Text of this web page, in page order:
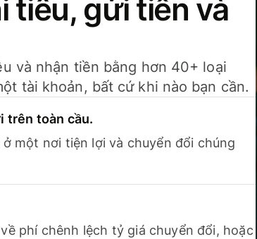
tiêu, gửi tiền và
và nhận tiền bằng hơn 40+ loại
tài khoản, bất cứ khi nào bạn cần.
trên toàn cầu.
một nơi tiện lợi và chuyển đổi chúng
phí chênh lệch tỷ giá chuyển đổi, hoặc